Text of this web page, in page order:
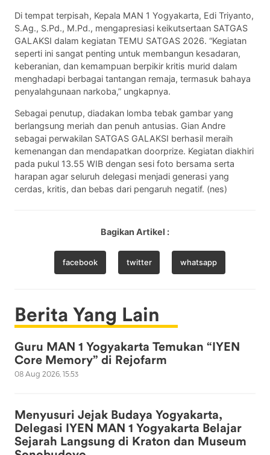
Di tempat terpisah, Kepala MAN 1 Yogyakarta, Edi Triyanto,
S.Ag., S.Pd., M.Pd., mengapresiasi keikutsertaan SATGAS
GALAKSI dalam kegiatan TEMU SATGAS 2026. “Kegiatan
seperti ini sangat penting untuk membangun kesadaran,
keberanian, dan kemampuan berpikir kritis murid dalam
menghadapi berbagai tantangan remaja, termasuk bahaya
penyalahgunaan narkoba,” ungkapnya.
Sebagai penutup, diadakan lomba tebak gambar yang
berlangsung meriah dan penuh antusias. Gian Andre
sebagai perwakilan SATGAS GALAKSI berhasil meraih
kemenangan dan mendapatkan doorprize. Kegiatan diakhiri
pada pukul 13.55 WIB dengan sesi foto bersama serta
harapan agar seluruh delegasi menjadi generasi yang
cerdas, kritis, dan bebas dari pengaruh negatif. (nes)
Bagikan Artikel :
facebook twitter whatsapp
Berita Yang Lain
Guru MAN 1 Yogyakarta Temukan “IYEN
Core Memory” di Rejofarm
08 Aug 2026, 15:53
Menyusuri Jejak Budaya Yogyakarta,
Delegasi IYEN MAN 1 Yogyakarta Belajar
Sejarah Langsung di Kraton dan Museum